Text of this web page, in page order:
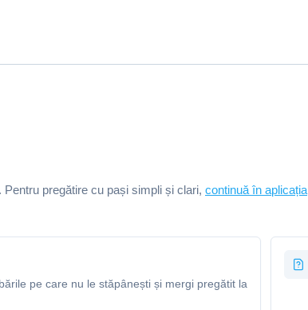
pregătire cu pași simpli și clari, continuă în aplicația
pe care nu le stăpânești și mergi pregătit la